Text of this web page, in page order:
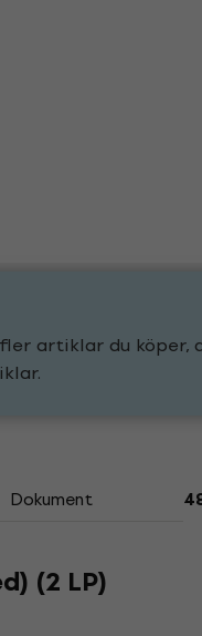
artiklar du köper,
Dokument
(2 LP)